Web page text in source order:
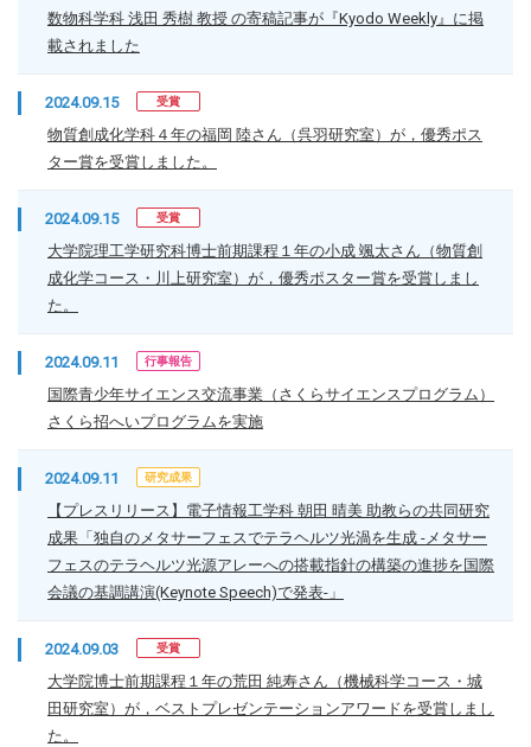
数物科学科 浅田 秀樹 教授 の寄稿記事が『Kyodo Weekly』に掲
載されました
2024.09.15 受賞
物質創成化学科４年の福岡 陸さん（呉羽研究室）が，優秀ポス
ター賞を受賞しました。
2024.09.15 受賞
大学院理工学研究科博士前期課程１年の小成 颯太さん（物質創
成化学コース・川上研究室）が，優秀ポスター賞を受賞しまし
た。
2024.09.11 行事報告
国際青少年サイエンス交流事業（さくらサイエンスプログラム）
さくら招へいプログラムを実施
2024.09.11 研究成果
【プレスリリース】電子情報工学科 朝田 晴美 助教らの共同研究
成果「独自のメタサーフェスでテラヘルツ光渦を生成 -メタサー
フェスのテラヘルツ光源アレーへの搭載指針の構築の進捗を国際
会議の基調講演(Keynote Speech)で発表-」
2024.09.03 受賞
大学院博士前期課程１年の荒田 純寿さん（機械科学コース・城
田研究室）が，ベストプレゼンテーションアワードを受賞しまし
た。